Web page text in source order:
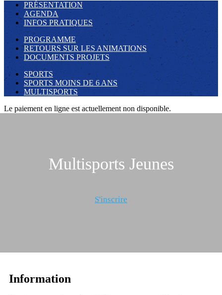
PRÉSENTATION
AGENDA
INFOS PRATIQUES
PROGRAMME
RETOURS SUR LES ANIMATIONS
DOCUMENTS PROJETS
SPORTS
SPORTS MOINS DE 6 ANS
MULTISPORTS
Le paiement en ligne est actuellement non disponible.
Multisports Jeunes
S'inscrire
Information